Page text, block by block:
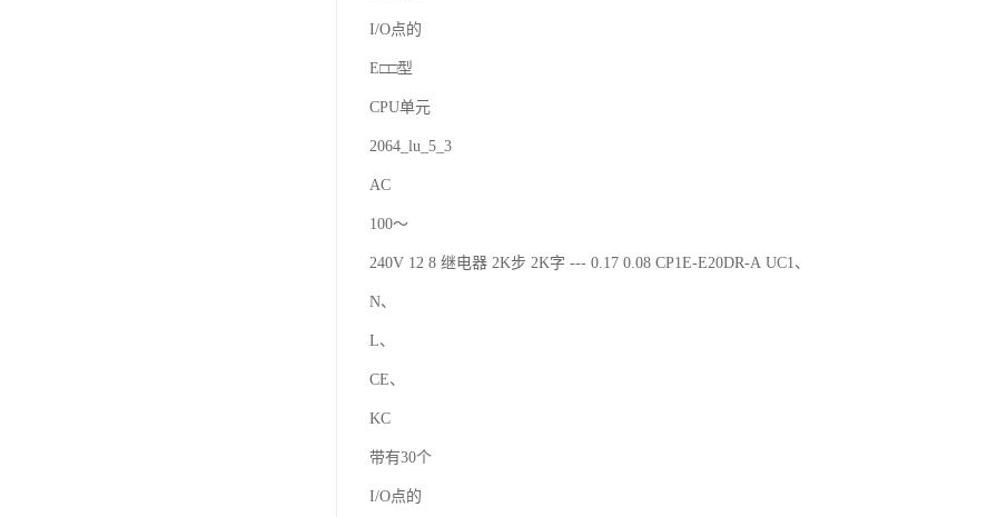
I/O点的
E□□型
CPU单元
2064_lu_5_3
AC
100～
240V 12 8 继电器 2K步 2K字 --- 0.17 0.08 CP1E-E20DR-A UC1、
N、
L、
CE、
KC
带有30个
I/O点的